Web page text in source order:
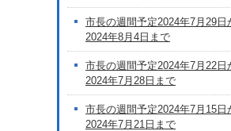
市長の週間予定2024年7月29日
2024年8月4日まで
市長の週間予定2024年7月22日
2024年7月28日まで
市長の週間予定2024年7月15日
2024年7月21日まで